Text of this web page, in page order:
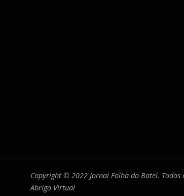
Copyright © 2022 Jornal Folha do Batel.
Abrigo Virtual